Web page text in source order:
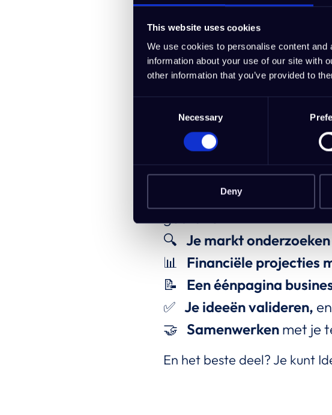
This website uses cookies
We use cookies to personalise content
information about your use of our site with
other information that you’ve provided to
Necessary
Deny
Ze zijn ontworpen om je
blijft. En gratis!
Bieden jullie
Ja! Naast onze
alles-in-één
Met IdeaBuddy kun je:
Je bedrijfsconcept
🔍 Je markt onderzoeken
📊 Financiële projecties
📝
Een éénpagina
✅ Je ideeën valideren,
🤝 Samenwerken met je
En het beste deel? Je kunt